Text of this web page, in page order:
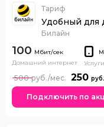
Тариф
Удобный для
Билайн
100
Домашний интернет
Услуги
250
500
Подключить по